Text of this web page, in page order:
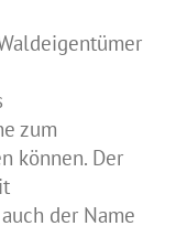
zum
können. Der
der Name